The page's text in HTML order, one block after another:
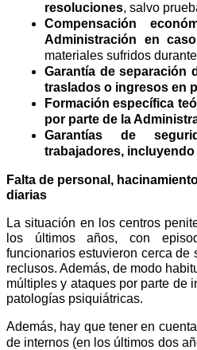
resoluciones, salvo
Compensación
Administración en
materiales sufridos
Garantía de separación
traslados o ingresos en
Formación específica
por parte de la
Garantías de
trabajadores,
Falta de personal,
diarias
La situación en los centros
los últimos años, con
funcionarios estuvieron cerca de
reclusos. Además, de modo
múltiples y ataques por parte de
patologías psiquiátricas.
Además, hay que tener en
de internos (en los últimos dos